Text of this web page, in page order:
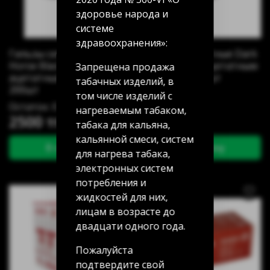
Гильзы сигаретные Dark
Horse Black XL с
ацетатным фильтром
200шт
Остаток: 0
2500 тг
В корзину
Гильзы сигаретные Dark
Horse Black с ацетатным
фильтром 200шт
Остаток: 0
1600 тг
В корзину
здоровье народа и
системе
здравоохранения»:
Запрещена продажа
табачных изделий, в
том числе изделий с
нагреваемым табаком,
табака для кальяна,
кальянной смеси, систем
для нагрева табака,
электронных систем
потребления и
жидкостей для них,
лицам в возрасте до
двадцати одного года.
Пожалуйста
подтвердите свой